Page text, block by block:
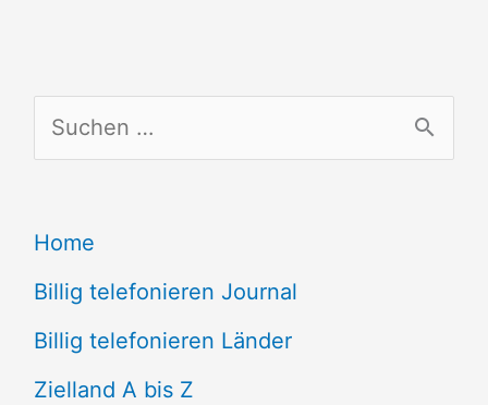
u
h
e
n
n
Home
Billig telefonieren Journal
Billig telefonieren Länder
Zielland A bis Z